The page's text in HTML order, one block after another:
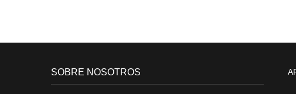
SOBRE NOSOTROS